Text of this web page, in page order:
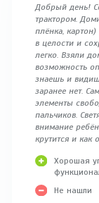
Добрый день!
трактором.
плёнка,
в целости и
легко. Взяли
возможность
знаешь и
заранее нет.
элементы
пальчиков.
внимание
крутится и как
Хорошая
Не нашли